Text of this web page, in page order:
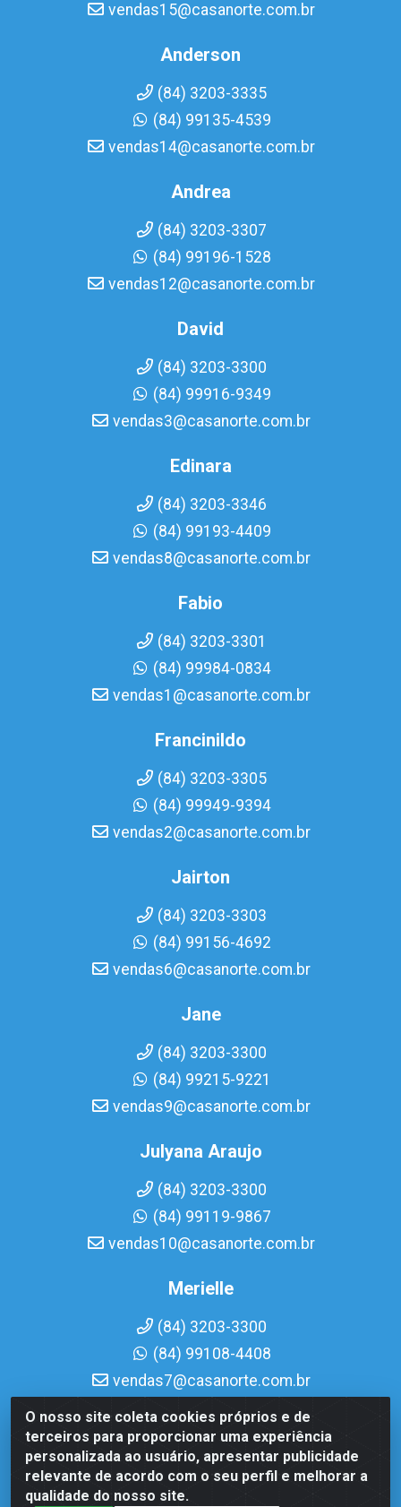
O nosso site coleta cookies próprios e de
terceiros para proporcionar uma experiência
personalizada ao usuário, apresentar publicidade
relevante de acordo com o seu perfil e melhorar a
qualidade do nosso site.
vendas15@casanorte.com.br
Anderson
(84) 3203-3335
(84) 99135-4539
vendas14@casanorte.com.br
Andrea
(84) 3203-3307
(84) 99196-1528
vendas12@casanorte.com.br
David
(84) 3203-3300
(84) 99916-9349
vendas3@casanorte.com.br
Edinara
(84) 3203-3346
(84) 99193-4409
vendas8@casanorte.com.br
Fabio
(84) 3203-3301
(84) 99984-0834
vendas1@casanorte.com.br
Francinildo
(84) 3203-3305
(84) 99949-9394
vendas2@casanorte.com.br
Jairton
(84) 3203-3303
(84) 99156-4692
vendas6@casanorte.com.br
Jane
(84) 3203-3300
(84) 99215-9221
vendas9@casanorte.com.br
Julyana Araujo
(84) 3203-3300
(84) 99119-9867
vendas10@casanorte.com.br
Merielle
(84) 3203-3300
(84) 99108-4408
vendas7@casanorte.com.br
Casa Norte LTDA - Av. Interventor Mário Câmara, 1815 -
Dix-Sept Rosado, Natal/RN - CEP 59054-600 - CNPJ
08.713.513/0001-51